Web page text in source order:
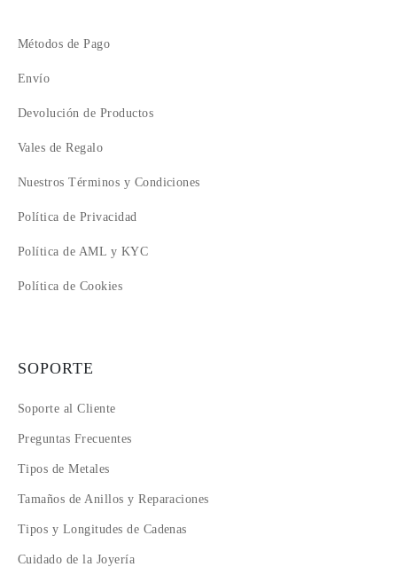
14
16
Métodos de Pago
Envío
Devolución de Productos
Vales de Regalo
Nuestros Términos y Condiciones
Política de Privacidad
Política de AML y KYC
Política de Cookies
SOPORTE
Soporte al Cliente
Preguntas Frecuentes
Tipos de Metales
Tamaños de Anillos y Reparaciones
Tipos y Longitudes de Cadenas
Cuidado de la Joyería